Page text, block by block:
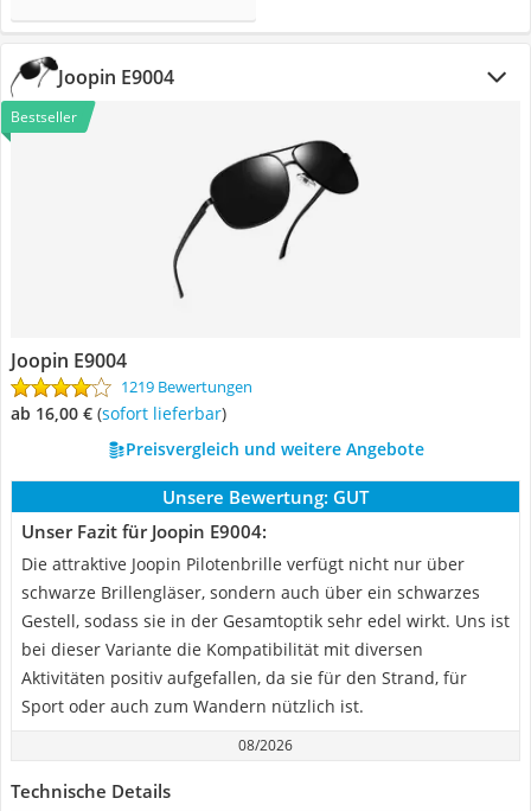
Joopin E9004
Bestseller
Joopin E9004
1219 Bewertungen
ab 16,00 € ( Sofort lieferbar)
Preisvergleich und weitere Angebote
Unsere Bewertung: GUT
Unser Fazit für Joopin E9004:
Die attraktive Joopin Pilotenbrille verfügt nicht nur über
schwarze Brillengläser, sondern auch über ein schwarzes
Gestell, sodass sie in der Gesamtoptik sehr edel wirkt. Uns ist
bei dieser Variante die Kompatibilität mit diversen
Aktivitäten positiv aufgefallen, da sie für den Strand, für
Sport oder auch zum Wandern nützlich ist.
08/2026
Technische Details